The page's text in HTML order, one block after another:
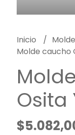
Inicio
Molde caucho